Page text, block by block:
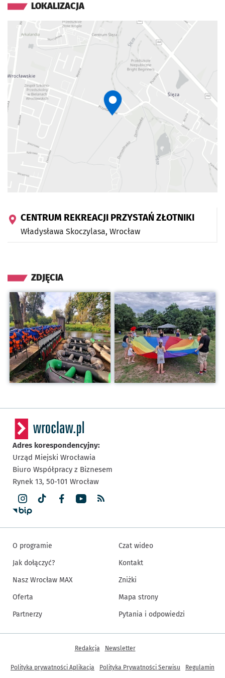
LOKALIZACJA
CENTRUM REKREACJI PRZYSTAŃ ZŁOTNIKI
Władysława Skoczylasa, Wrocław
ZDJĘCIA
Kliknij, aby powiększyć Kliknij, aby powiększyć
Adres korespondencyjny:
Urząd Miejski Wrocławia
Biuro Współpracy z Biznesem
Rynek 13, 50-101 Wrocław
O programie
Jak dołączyć?
Nasz Wrocław MAX
Oferta
Partnerzy
Czat wideo
Kontakt
Zniżki
Mapa strony
Pytania i odpowiedzi
Inne informacje
Redakcja Newsletter
Polityka prywatności Aplikacja Polityka Prywatności Serwisu
Regulamin